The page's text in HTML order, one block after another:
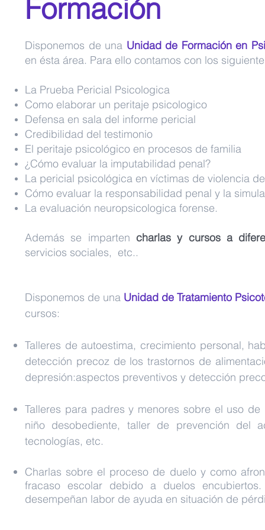
Formación
Disponemos de una Unidad de Formación en
en ésta área. Para ello contamos con los
La Prueba Pericial Psicologica
Como elaborar un peritaje psicologico
Defensa en sala del informe pericial
Credibilidad del testimonio
El peritaje psicológico en procesos de familia
¿Cómo evaluar la imputabilidad penal?
La pericial psicológica en víctimas de violencia
Cómo evaluar la responsabilidad penal y la
La evaluación neuropsicologica forense.
Además se imparten charlas y cursos a
servicios sociales, etc..
Disponemos de una Unidad de Tratamiento
cursos:
Talleres de autoestima, crecimiento personal,
detección precoz de los trastornos de
depresión:aspectos preventivos y detección
Talleres para padres y menores sobre el uso
niño desobediente, taller de prevención
tecnologías, etc.
Charlas sobre el proceso de duelo y como
fracaso escolar debido a duelos
desempeñan labor de ayuda en situación de